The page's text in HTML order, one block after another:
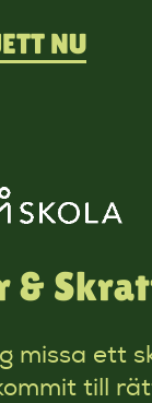
NU
&
missa ett
till